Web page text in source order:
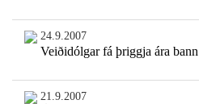
24.9.2007
Veiðidólgar fá þriggja ára bann
21.9.2007